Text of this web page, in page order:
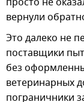
вернули
Это далеко не
поставщики
без
ветеринарных
пограничники